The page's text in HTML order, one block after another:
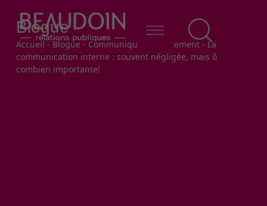
Blogue
Fil d'Ariane
Accueil-Blogue-Communiquer efficacement- La
communication interne : souvent négligée, mais ô
combien importante!